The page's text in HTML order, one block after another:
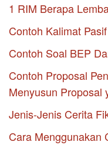
1 RIM Berapa
Contoh Kalimat Pasif
Contoh Soal BEP
Contoh Proposal
Menyusun Proposal
Jenis-Jenis Cerita
Cara Menggunakan